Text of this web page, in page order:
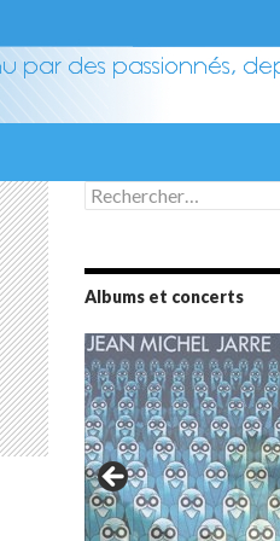
Rechercher :
Albums et concerts